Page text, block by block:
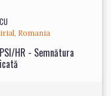
Romania
HR - Semnătura